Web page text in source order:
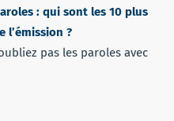
: qui sont les 10 plus
l’émission ?
pas les paroles avec